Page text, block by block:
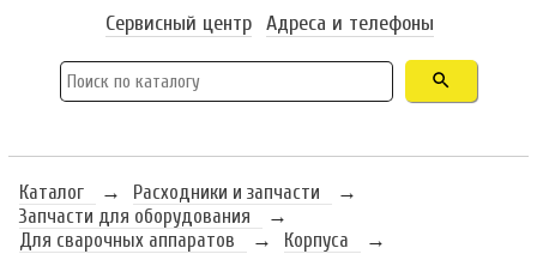
Сервисный центр Адреса и телефоны
Каталог → Расходники и запчасти
→
Запчасти для оборудования
→
Для сварочных аппаратов
→ Корпуса →